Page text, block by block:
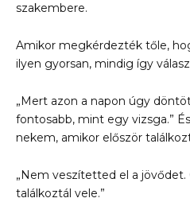
szakembere.
Amikor megkérdezték tőle,
ilyen gyorsan, mindig így
„Mert azon a napon úgy
fontosabb, mint egy vizsga.”
nekem, amikor először
„Nem veszítetted el a jövődet.
találkoztál vele.”